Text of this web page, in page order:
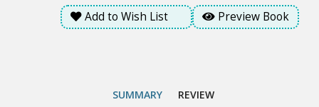
Add to Wish List Preview Book
SUMMARY REVIEW